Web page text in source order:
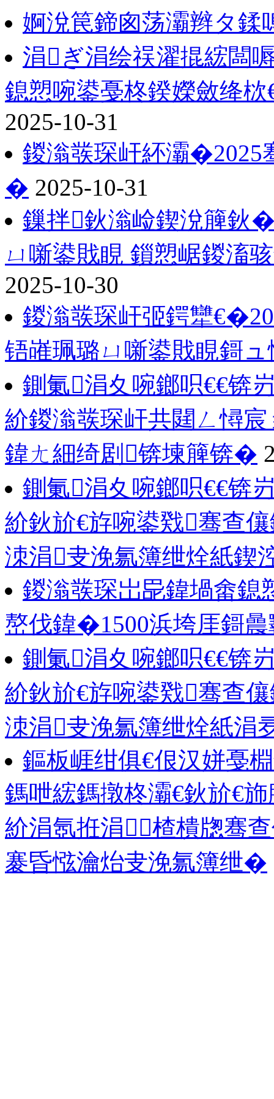
婀涗笢鍗囪荡灞辫タ鍒
涓ぎ涓绘祦濯掍綋闆
鎴愬啘鍙戞柊鍨嬫斂绛
2025-10-31
鍐滃彂琛屽紑灞�2025
� 2025-10-31
鏁拌鈥滃崄鍥涗簲鈥
ㄩ噺鍙戝睍 鎻愬崌鍐滀
2025-10-30
鍐滃彂琛屽弬鍔犫
铻嶉珮璐ㄩ噺鍙戝睍鎶
鍘氭涓夊啘鎯呮€€锛
紒鍐滃彂琛屽共閮ㄥ憳
鍏ㄤ細绮剧锛堜簲锛�
鍘氭涓夊啘鎯呮€€锛
紒鈥斺€斿啘鍙戣骞查
洓涓叏浼氱簿绁烇紙鍥
鍐滃彂琛岀巼鍏堝畬鎴
嶅伐鍏�1500浜垮厓鎶曟
鍘氭涓夊啘鎯呮€€锛
紒鈥斺€斿啘鍙戣骞查
洓涓叏浼氱簿绁烇紙涓
鏂板崕绀俱€佷汉姘戞
鎷呭綋鎷撴柊灞€鈥斺€
紒涓氬拰涓楂樻牎骞
褰昏惤瀹炲叏浼氱簿绁�